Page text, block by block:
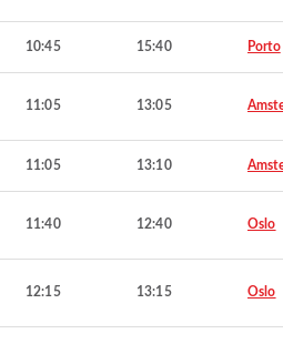
10:45 15:40 Porto
11:05 13:05
11:05 13:10
11:40 12:40 Oslo
12:15 13:15 Oslo